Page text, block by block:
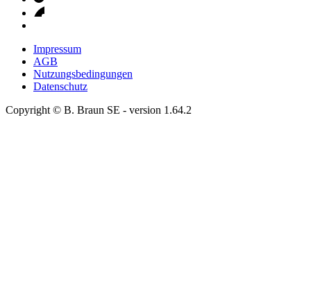
Impressum
AGB
Nutzungsbedingungen
Datenschutz
Copyright © B. Braun SE - version 1.64.2